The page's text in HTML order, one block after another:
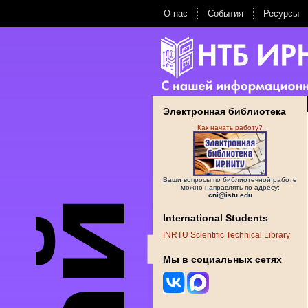
О нас События Ресурсы
Электронная библиотека
Как начать работу?
Ваши вопросы по библиотечной работе
можно направлять по адресу:
cni@istu.edu
International Students
INRTU Scientific Technical Library
Мы в социальных сетях